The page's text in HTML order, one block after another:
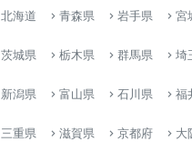
北海道 keyboard_arrow_right 青森県 keyboard_arrow_right 岩手県 keyboard_arrow_right 宮
茨城県 keyboard_arrow_right 栃木県 keyboard_arrow_right 群馬県 keyboard_arrow_right 埼
新潟県 keyboard_arrow_right 富山県 keyboard_arrow_right 石川県 keyboard_arrow_right 福
三重県 keyboard_arrow_right 滋賀県 keyboard_arrow_right 京都府 keyboard_arrow_right 大